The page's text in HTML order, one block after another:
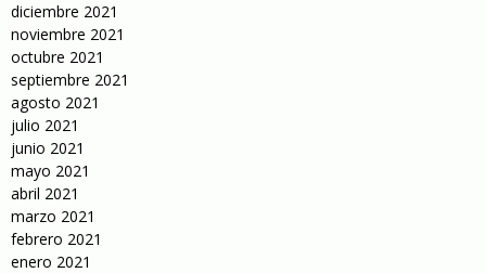
diciembre 2021
noviembre 2021
octubre 2021
septiembre 2021
agosto 2021
julio 2021
junio 2021
mayo 2021
abril 2021
marzo 2021
febrero 2021
enero 2021